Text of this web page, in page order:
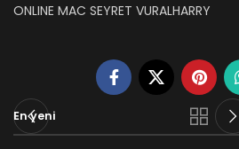
ONLINE MAC SEYRET VURALHARRY
En yeni